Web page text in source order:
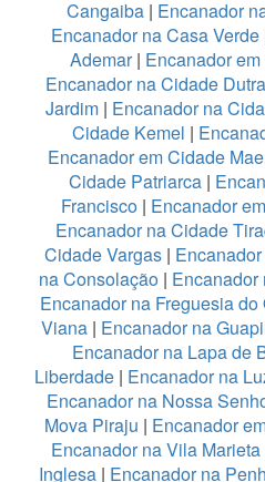
Cangaiba | Encanador
Encanador na Casa Verde
Ademar| Encanador
Encanador na Cidade Dutra
Jardim | Encanador na
Cidade Kemel |
Encanador em Cidade
Cidade Patriarca|
Francisco | Encanador
Encanador na Cidade
Cidade Vargas |
na Consolação | Encanador
Encanador na Freguesia do
Viana| Encanador na
Encanador na Lapa de
Liberdade | Encanador na
Encanador na Nossa
Mova Piraju | Encanador
Encanador na Vila Marieta
Inglesa | Encanador na